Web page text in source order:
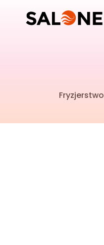
Fryzjerstwo